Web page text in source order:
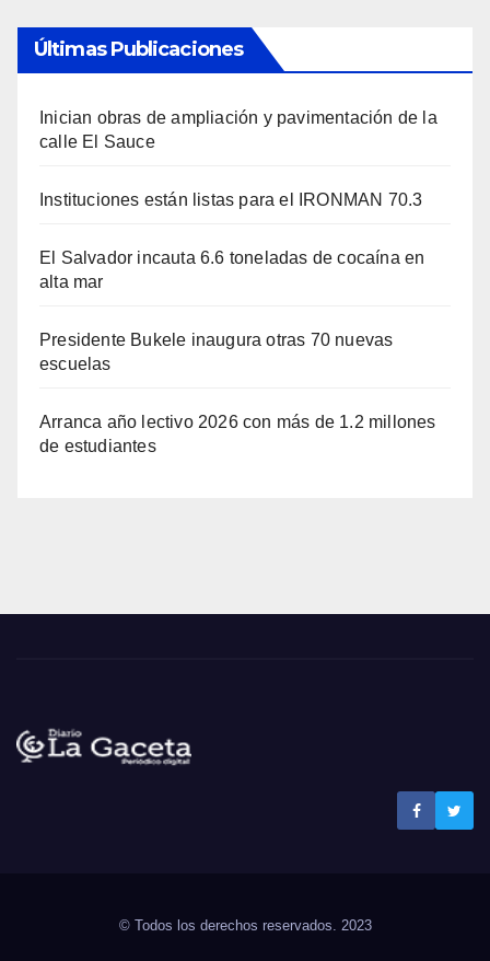
Últimas Publicaciones
Inician obras de ampliación y pavimentación de la
calle El Sauce
Instituciones están listas para el IRONMAN 70.3
El Salvador incauta 6.6 toneladas de cocaína en
alta mar
Presidente Bukele inaugura otras 70 nuevas
escuelas
Arranca año lectivo 2026 con más de 1.2 millones
de estudiantes
© Todos los derechos reservados. 2023